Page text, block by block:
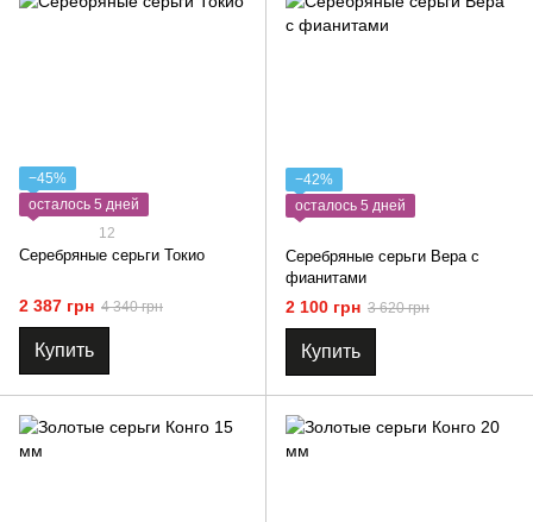
−45%
осталось 5 дней
12
Серебряные серьги Токио
2 387 грн 4 340 грн
Купить
−42%
осталось 5 дней
Серебряные серьги Вера с
фианитами
2 100 грн 3 620 грн
Купить